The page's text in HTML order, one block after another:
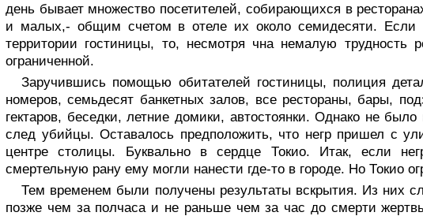
день бывает множество посетителей, собирающихся в
и малых,- общим счетом в отеле их около семидесяти. Если
территории гостиницы, то, несмотря чна немалую трудность
ограниченной.
Заручившись помощью обитателей гостиницы, полиция
номеров, семьдесят банкетных залов, все рестораны, бары,
гектаров, беседки, летние домики, автостоянки. Однако не
след убийцы. Оставалось предположить, что негр пришел с
центре столицы. Буквально в сердце Токио. Итак, если
смертельную рану ему могли нанести где-то в городе. Но Токио
Тем временем были получены результаты вскрытия. Из них
позже чем за полчаса и не раньше чем за час до смерти